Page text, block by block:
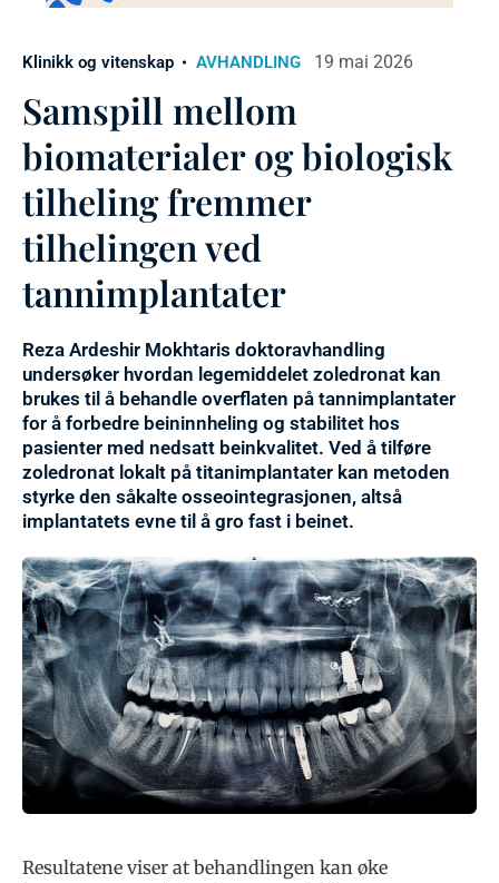
Klinikk og vitenskap AVHANDLING 19 mai 2026
Samspill mellom
biomaterialer og biologisk
tilheling fremmer
tilhelingen ved
tannimplantater
Reza Ardeshir Mokhtaris doktoravhandling
undersøker hvordan legemiddelet zoledronat kan
brukes til å behandle overflaten på tannimplantater
for å forbedre beininnheling og stabilitet hos
pasienter med nedsatt beinkvalitet. Ved å tilføre
zoledronat lokalt på titanimplantater kan metoden
styrke den såkalte osseointegrasjonen, altså
implantatets evne til å gro fast i beinet.
Resultatene viser at behandlingen kan øke